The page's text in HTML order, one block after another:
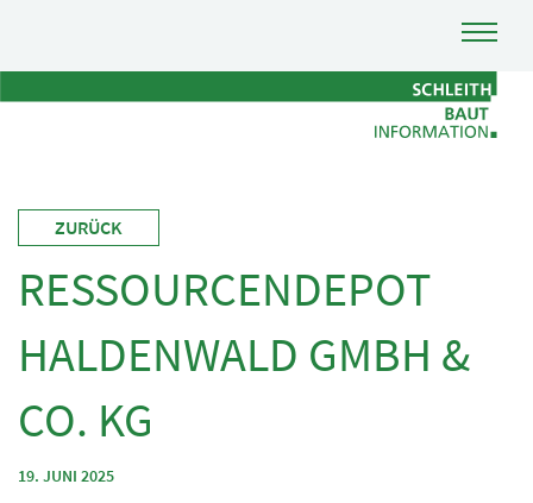
ZURÜCK
RESSOURCENDEPOT
HALDENWALD GMBH &
CO. KG
19. JUNI 2025